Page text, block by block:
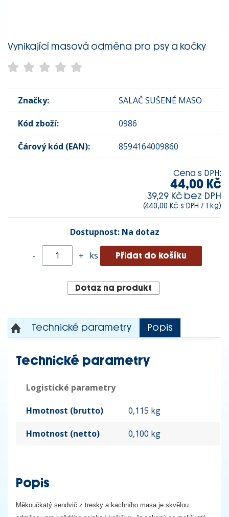
Vynikající masová odměna pro psy a kočky
Značky: SALAČ SUŠENÉ MASO
Kód zboží: 0986
Čárový kód (EAN): 8594164009860
Cena s DPH:
44,00 Kč
39,29 Kč bez DPH
(440,00 Kč s DPH / 1 kg)
Dostupnost: Na dotaz
- + ks
Dotaz na produkt
Technické parametry Popis
Technické parametry
Logistické parametry
Hmotnost (brutto) 0,115 kg
Hmotnost (netto) 0,100 kg
Popis
Měkoučkatý sendvič z tresky a kachního masa je skvělou